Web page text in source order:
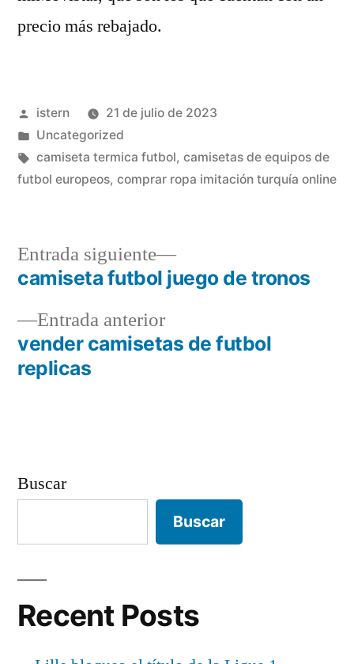
precio más rebajado.
Publicado
por
istern
21 de julio de 2023
Publicado
en
Uncategorized
Etiquetas:
camiseta termica futbol, camisetas de equipos de
futbol europeos, comprar ropa imitación turquía online
Navegación
de
entradas
Entrada anteriorEntrada
anterior:
vender camisetas de futbol
replicas
Entrada siguiente
Entrada
siguiente:
camiseta futbol juego de tronos
Buscar
Buscar
Recent Posts